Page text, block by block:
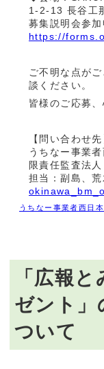
1-2-13 長谷工
募集説明会参加
https://
ご不明な点が
談ください。
皆様のご応募
【問い合わせ先
うちなー事業
限責任監査法
担当：副島、荒
うちなー事業者西日
「広報
ゼント」
ついて